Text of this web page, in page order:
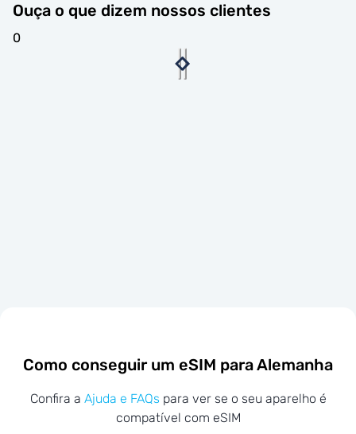
Ouça o que dizem nossos clientes
0
Como conseguir um eSIM para Alemanha
Confira a Ajuda e FAQs para ver se o seu aparelho é
compatível com eSIM